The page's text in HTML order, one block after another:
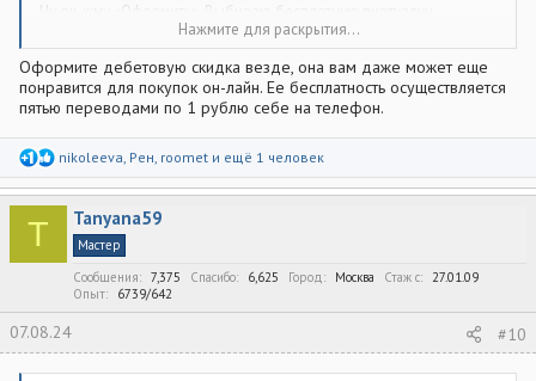
Ну ок, жму «Оформить». Выбираю бесплатную виртуалку
«CASHBACK Digital Мир» (pic2).
Дохожу до последнего окна, где нужно подтвердить данные
и…. выходит ошибка.
Ладно, через некоторое время снова пробую оформить
виртуалку.
Но «CASHBACK Digital Мир» - теперь недоступна для
оформления. А предлагают платную карту((
Нажмите для раскрытия...
Оформите дебетовую скидка везде, она вам даже может еще
понравится для покупок он-лайн. Ее бесплатность осуществляется
пятью переводами по 1 рублю себе на телефон.
Р
а
к
nikoleeva, Рен, roomet и ещё 1 человек
T Tanyana59
Мастер
Сообщения
7,375 Спасибо 6,625 Город Москва Стаж c
27.01.09
Опыт
6739/642
07.08.24 #10